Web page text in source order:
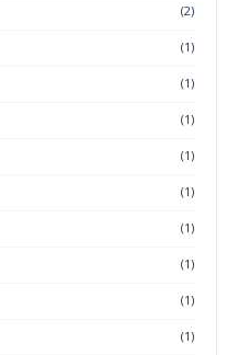
(2)
(1)
(1)
(1)
(1)
(1)
(1)
(1)
(1)
(1)